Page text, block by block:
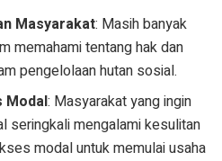
Masyarakat: Masih banyak
memahami tentang hak dan
pengelolaan hutan sosial.
Modal: Masyarakat yang ingin
seringkali mengalami kesulitan
modal untuk memulai usaha